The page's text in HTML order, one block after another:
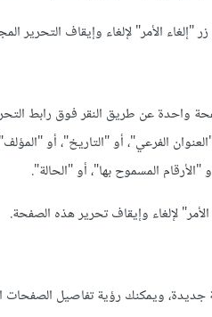
واحدة عن طريق النقر فوق رابط
"العنوان الفرعي"، أو "التاريخ"، أو
"الأرقام المسموح بها"، أو "الحالة".
الأمر" لإلغاء وإيقاف تحرير هذه الصفحة.
جديدة، ويمكنك رؤية تفاصيل